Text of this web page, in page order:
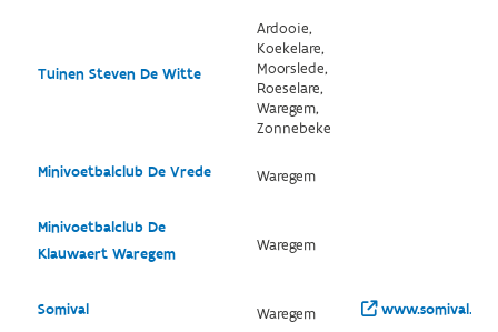
Tuinen Steven De Witte
Ardooie,
Koekelare,
Moorslede,
Roeselare,
Waregem,
Zonnebeke
Minivoetbalclub De Vrede Waregem
Minivoetbalclub De
Klauwaert Waregem
Waregem
Somival Waregem www.somival.be/